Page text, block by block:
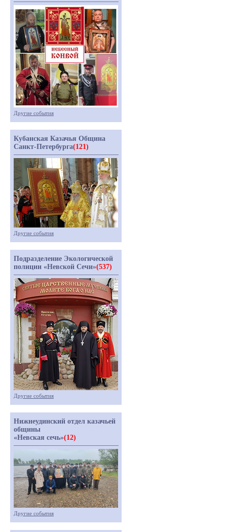
Другие события
Кубанская Казачья Община
Санкт-Петербурга(121)
Другие события
Подразделение Экологической
полиции «Невской Сечи»(537)
Другие события
Нижнеудинский отдел казачьей
общины
«Невская сечь»(12)
Другие события